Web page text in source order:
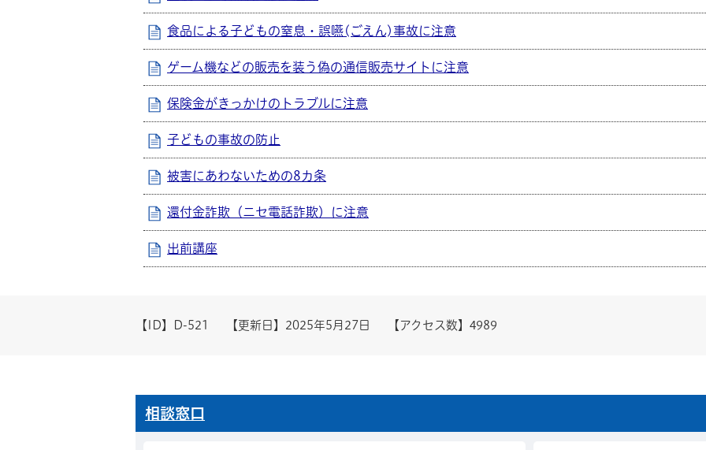
食品による子どもの窒息・誤嚥(ごえん)事故に注意
ゲーム機などの販売を装う偽の通信販売サイトに注意
保険金がきっかけのトラブルに注意
子どもの事故の防止
被害にあわないための8カ条
還付金詐欺（ニセ電話詐欺）に注意
出前講座
【ID】 D-521 【更新日】 2025年5月27日 【アクセス数】 4989
相談窓口